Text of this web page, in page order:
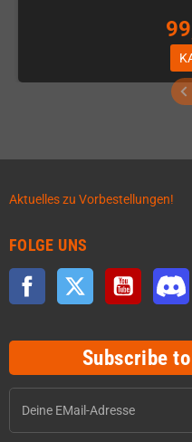
Aktuelles zu Vorbestellungen!
FOLGE UNS
Facebook Twitter YouTube
Subscribe